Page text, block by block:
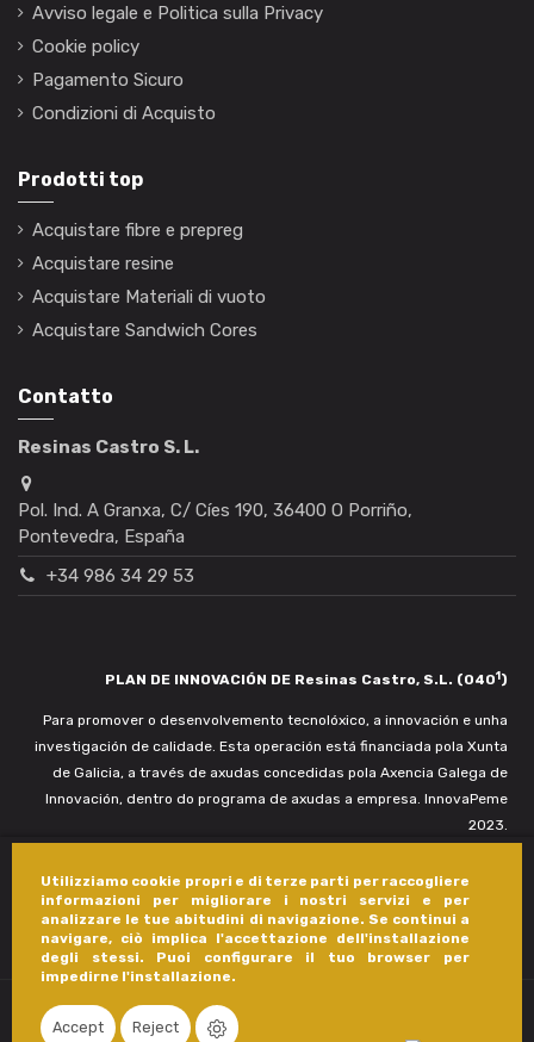
Utilizziamo cookie propri e di terze parti per raccogliere
informazioni per migliorare i nostri servizi e per
analizzare le tue abitudini di navigazione. Se continui a
navigare, ciò implica l'accettazione dell'installazione
degli stessi. Puoi configurare il tuo browser per
impedirne l'installazione.
Accept Reject
Avviso legale e Politica sulla Privacy
Cookie policy
Pagamento Sicuro
Condizioni di Acquisto
Prodotti top
Acquistare fibre e prepreg
Acquistare resine
Acquistare Materiali di vuoto
Acquistare Sandwich Cores
Contatto
Resinas Castro S. L.
Pol. Ind. A Granxa, C/ Cíes 190, 36400 O Porriño,
Pontevedra, España
+34 986 34 29 53
PLAN DE INNOVACIÓN DE Resinas Castro, S.L. (0401)
Para promover o desenvolvemento tecnolóxico, a innovación e unha
investigación de calidade. Esta operación está financiada pola Xunta
de Galicia, a través de axudas concedidas pola Axencia Galega de
Innovación, dentro do programa de axudas a empresa. InnovaPeme
2023.